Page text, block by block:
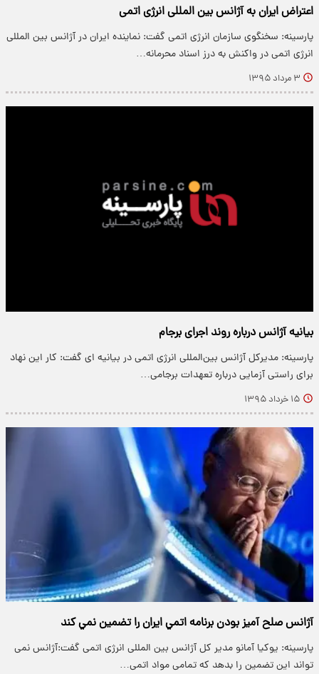
اعتراض ایران به آژانس بین المللی انرژی اتمی
پارسینه: سخنگوی سازمان انرژی اتمی گفت: نماینده ایران در آژانس بین المللی
انرژی اتمی در واکنش به درز اسناد محرمانه…
۳ مرداد ۱۳۹۵
بیانیه آژانس درباره روند اجرای برجام
پارسینه: مدیرکل آژانس بین‌‌المللی انرژی اتمی در بیانیه ای گفت: کار این نهاد
برای راستی آزمایی درباره تعهدات برجامی…
۱۵ خرداد ۱۳۹۵
آژانس صلح آميز بودن برنامه اتمي ايران را تضمين نمي کند
پارسینه: یوکیا آمانو مدیر کل آژانس بین المللی انرژی اتمی گفت:آژانس نمی
تواند این تضمین را بدهد که تمامی مواد اتمی…